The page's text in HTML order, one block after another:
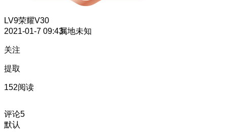
LV9荣耀V30
2021-01-7 09:43属地未知
关注
提取
152阅读
评论5
默认